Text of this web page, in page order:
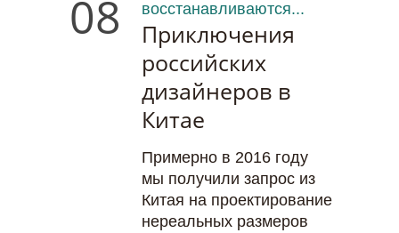
08
Приключения
российских
дизайнеров в
Китае
Примерно в 2016 году
мы получили запрос из
Китая на проектирование
нереальных размеров